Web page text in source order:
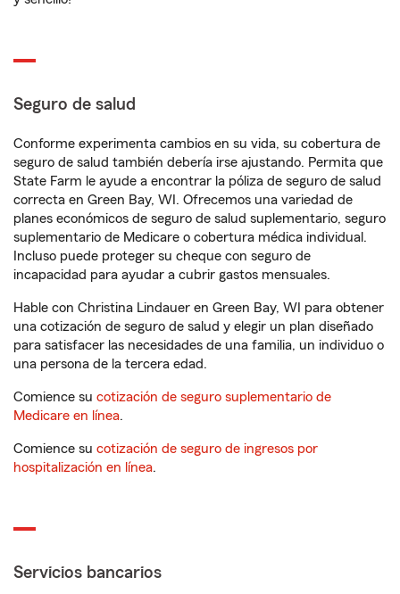
Seguro de salud
Conforme experimenta cambios en su vida, su cobertura de
seguro de salud también debería irse ajustando. Permita que
State Farm le ayude a encontrar la póliza de seguro de salud
correcta en Green Bay, WI. Ofrecemos una variedad de
planes económicos de seguro de salud suplementario, seguro
suplementario de Medicare o cobertura médica individual.
Incluso puede proteger su cheque con seguro de
incapacidad para ayudar a cubrir gastos mensuales.
Hable con Christina Lindauer en Green Bay, WI para obtener
una cotización de seguro de salud y elegir un plan diseñado
para satisfacer las necesidades de una familia, un individuo o
una persona de la tercera edad.
Comience su cotización de seguro suplementario de
Medicare en línea.
Comience su cotización de seguro de ingresos por
hospitalización en línea.
Servicios bancarios